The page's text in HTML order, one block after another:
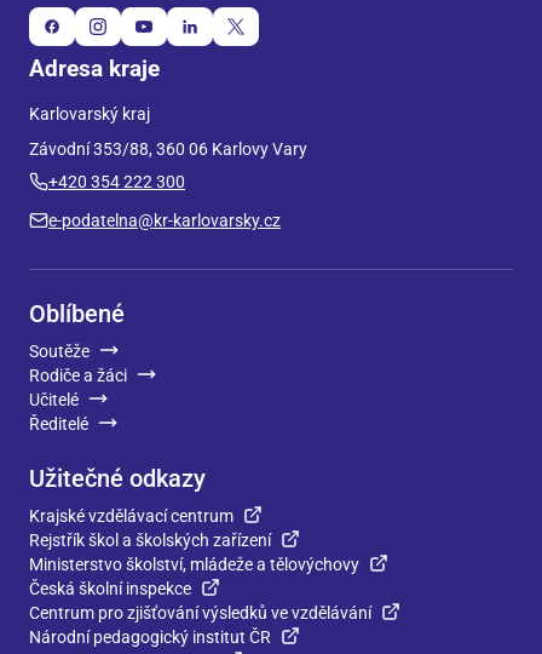
Adresa kraje
Karlovarský kraj
Závodní 353/88, 360 06 Karlovy Vary
+420 354 222 300
e-podatelna@kr-karlovarsky.cz
Oblíbené
Soutěže
Rodiče a žáci
Učitelé
Ředitelé
Užitečné odkazy
Krajské vzdělávací centrum
Rejstřík škol a školských zařízení
Ministerstvo školství, mládeže a tělovýchovy
Česká školní inspekce
Centrum pro zjišťování výsledků ve vzdělávání
Národní pedagogický institut ČR